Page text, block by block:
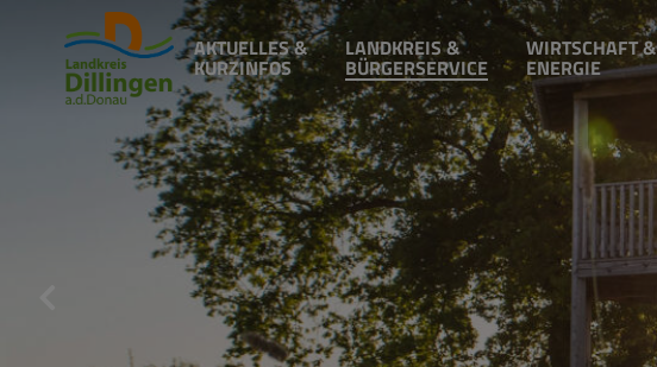
AKTUELLES &
KURZINFOS
LANDKREIS &
BÜRGERSERVICE
WIRTSCHAFT &
ENERGIE